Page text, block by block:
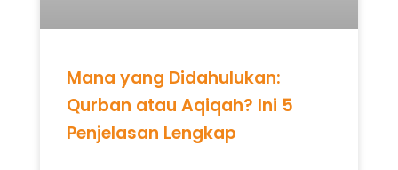
Mana yang Didahulukan:
Qurban atau Aqiqah? Ini 5
Penjelasan Lengkap